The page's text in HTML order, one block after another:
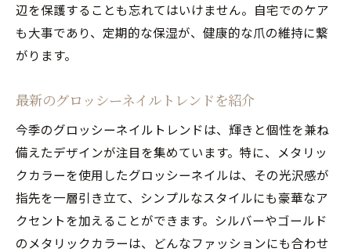
シンプルかつ洗練！グロッシーネイルで魅せる
指先
シーン別に選ぶグロッシーネイル
ネイルアートで個性をプラス
色彩を抑えたシンプルネイルの魅力
大胆なアートで魅了！グロッシーネイルの最新
トレンド
辺を保護することも忘れてはいけません。自宅でのケア
も大事であり、定期的な保湿が、健康的な爪の維持に繋
がります。
最新のグロッシーネイルトレンドを紹介
今季のグロッシーネイルトレンドは、輝きと個性を兼ね
備えたデザインが注目を集めています。特に、メタリッ
クカラーを使用したグロッシーネイルは、その光沢感が
指先を一層引き立て、シンプルなスタイルにも豪華なア
クセントを加えることができます。シルバーやゴールド
のメタリックカラーは、どんなファッションにも合わせ